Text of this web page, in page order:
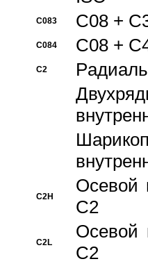
C083 C08 +
C084 C08 +
C2
C2H
Осевой
C2
C2L
Осевой
C2